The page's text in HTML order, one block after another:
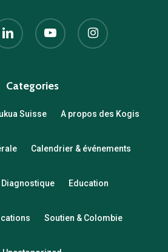
youtube instagram
Categories
Suisse A propos des Kogis
Calendrier & événements
Diagnostique Education
Soutien & Colombie